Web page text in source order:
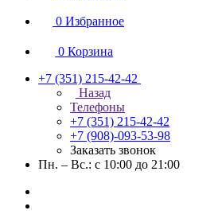
0 Избранное
0 Корзина
+7 (351) 215-42-42
Назад
Телефоны
+7 (351) 215-42-42
+7 (908)-093-53-98
Заказать звонок
Пн. – Вс.: с 10:00 до 21:00